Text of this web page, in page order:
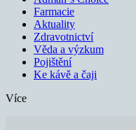
Farmacie
Aktuality
Zdravotnictví
Věda a výzkum
Pojištění
Ke kávě a čaji
Více